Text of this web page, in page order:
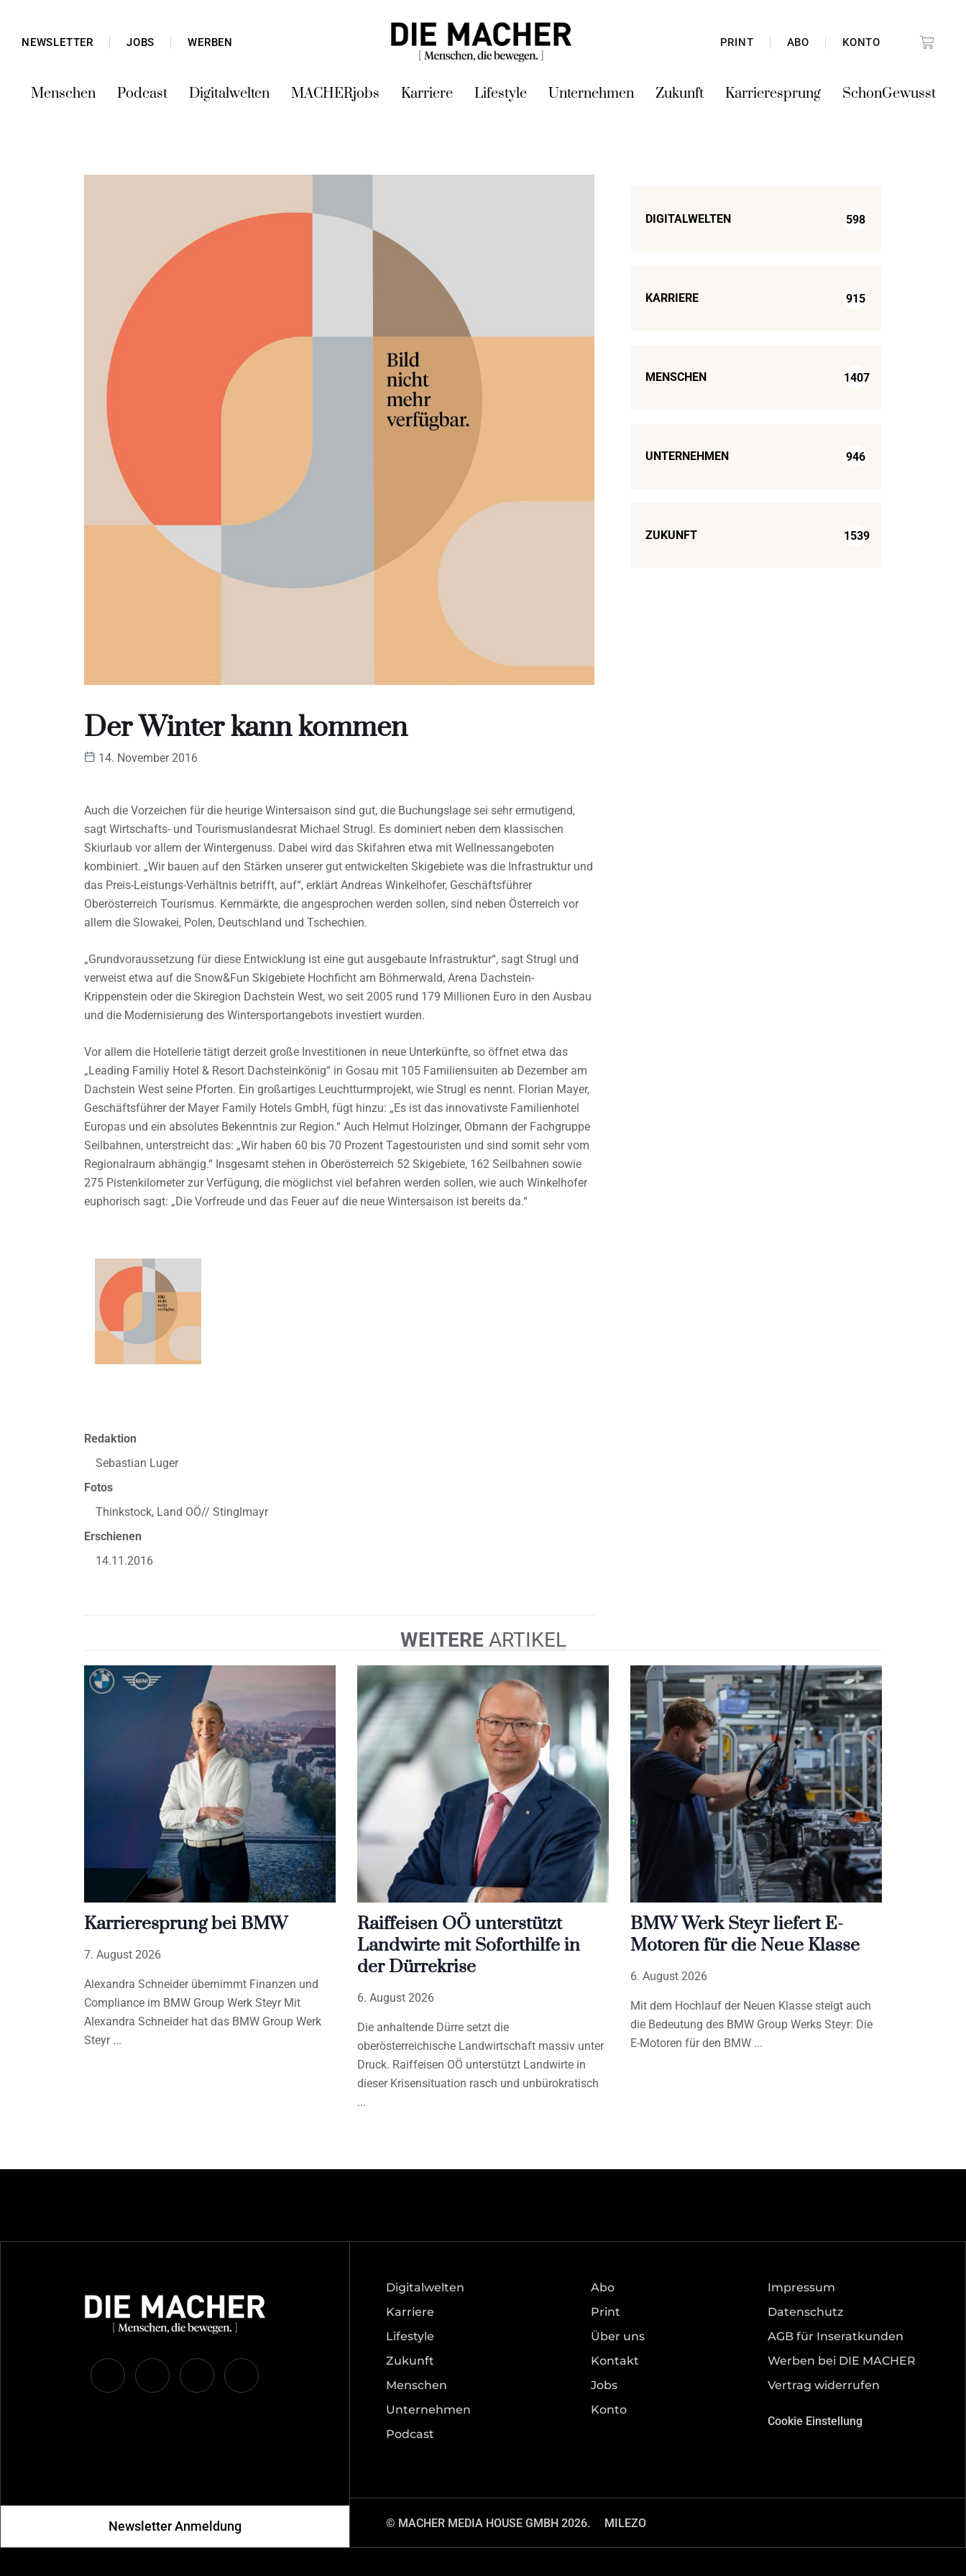
NEWSLETTER JOBS WERBEN PRINT ABO KONTO
Menschen Podcast Digitalwelten MACHERjobs Karriere Lifestyle Unternehmen Zukunft Karrieresprung SchonGewusst
Der Winter kann kommen
14. November 2016
Auch die Vorzeichen für die heurige Wintersaison sind gut, die Buchungslage sei sehr ermutigend,
sagt Wirtschafts- und Tourismuslandesrat Michael Strugl. Es dominiert neben dem klassischen
Skiurlaub vor allem der Wintergenuss. Dabei wird das Skifahren etwa mit Wellnessangeboten
kombiniert. „Wir bauen auf den Stärken unserer gut entwickelten Skigebiete was die Infrastruktur und
das Preis-Leistungs-Verhältnis betrifft, auf“, erklärt Andreas Winkelhofer, Geschäftsführer
Oberösterreich Tourismus. Kernmärkte, die angesprochen werden sollen, sind neben Österreich vor
allem die Slowakei, Polen, Deutschland und Tschechien.
„Grundvoraussetzung für diese Entwicklung ist eine gut ausgebaute Infrastruktur“, sagt Strugl und
verweist etwa auf die Snow&Fun Skigebiete Hochficht am Böhmerwald, Arena Dachstein-
Krippenstein oder die Skiregion Dachstein West, wo seit 2005 rund 179 Millionen Euro in den Ausbau
und die Modernisierung des Wintersportangebots investiert wurden.
Vor allem die Hotellerie tätigt derzeit große Investitionen in neue Unterkünfte, so öffnet etwa das
„Leading Familiy Hotel & Resort Dachsteinkönig“ in Gosau mit 105 Familiensuiten ab Dezember am
Dachstein West seine Pforten. Ein großartiges Leuchtturmprojekt, wie Strugl es nennt. Florian Mayer,
Geschäftsführer der Mayer Family Hotels GmbH, fügt hinzu: „Es ist das innovativste Familienhotel
Europas und ein absolutes Bekenntnis zur Region.“ Auch Helmut Holzinger, Obmann der Fachgruppe
Seilbahnen, unterstreicht das: „Wir haben 60 bis 70 Prozent Tagestouristen und sind somit sehr vom
Regionalraum abhängig.“ Insgesamt stehen in Oberösterreich 52 Skigebiete, 162 Seilbahnen sowie
275 Pistenkilometer zur Verfügung, die möglichst viel befahren werden sollen, wie auch Winkelhofer
euphorisch sagt: „Die Vorfreude und das Feuer auf die neue Wintersaison ist bereits da.“
Redaktion
Sebastian Luger
Fotos
Thinkstock, Land OÖ// Stinglmayr
Erschienen
14.11.2016
DIGITALWELTEN 598
KARRIERE 915
MENSCHEN 1407
UNTERNEHMEN 946
ZUKUNFT 1539
WEITEREARTIKEL
Karrieresprung bei BMW
7. August 2026
Alexandra Schneider übernimmt Finanzen und
Compliance im BMW Group Werk Steyr Mit
Alexandra Schneider hat das BMW Group Werk
Steyr
Raiffeisen OÖ unterstützt
Landwirte mit Soforthilfe in
der Dürrekrise
6. August 2026
Die anhaltende Dürre setzt die
oberösterreichische Landwirtschaft massiv unter
Druck. Raiffeisen OÖ unterstützt Landwirte in
dieser Krisensituation rasch und unbürokratisch
BMW Werk Steyr liefert E-
Motoren für die Neue Klasse
6. August 2026
Mit dem Hochlauf der Neuen Klasse steigt auch
die Bedeutung des BMW Group Werks Steyr: Die
E-Motoren für den BMW
Newsletter Anmeldung
Digitalwelten
Karriere
Lifestyle
Zukunft
Menschen
Unternehmen
Podcast
Abo
Print
Über uns
Kontakt
Jobs
Konto
Impressum
Datenschutz
AGB für Inseratkunden
Werben bei DIE MACHER
Vertrag widerrufen
Cookie Einstellung
© MACHER MEDIA HOUSE GMBH 2026. MILEZO